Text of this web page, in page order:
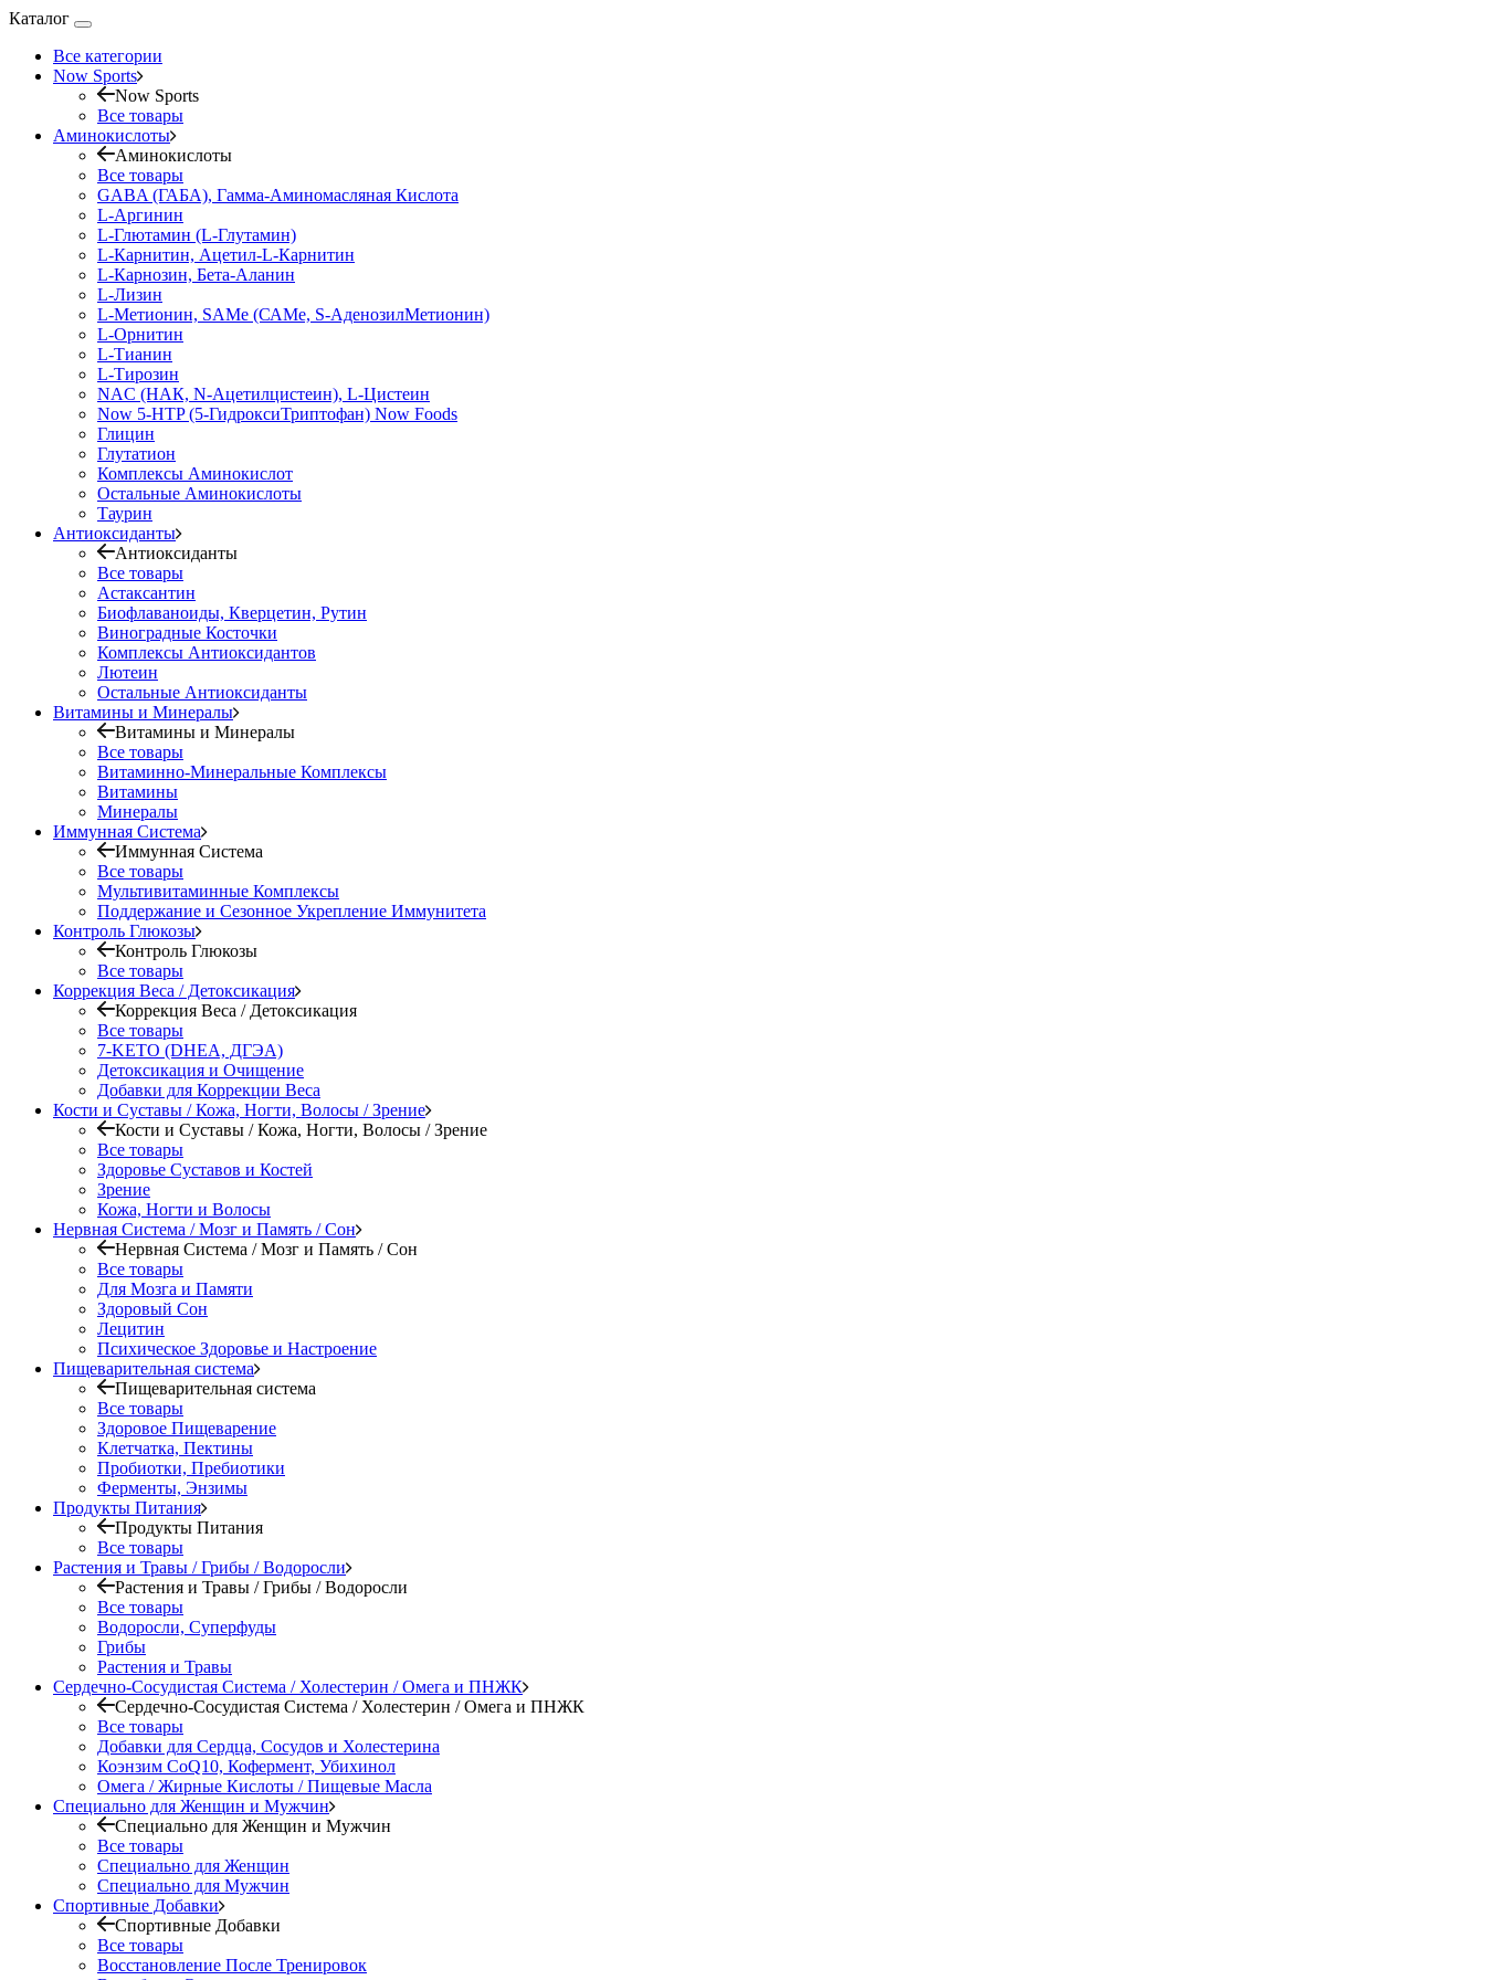
Каталог
Все категории
Now Sports
Now Sports
Все товары
Аминокислоты
Аминокислоты
Все товары
GABA (ГАБА), Гамма-Аминомасляная Кислота
L-Аргинин
L-Глютамин (L-Глутамин)
L-Карнитин, Ацетил-L-Карнитин
L-Карнозин, Бета-Аланин
L-Лизин
L-Метионин, SAMe (САМе, S-АденозилМетионин)
L-Орнитин
L-Тианин
L-Тирозин
NAC (НАК, N-Ацетилцистеин), L-Цистеин
Now 5-HTP (5-ГидроксиТриптофан) Now Foods
Глицин
Глутатион
Комплексы Аминокислот
Остальные Аминокислоты
Таурин
Антиоксиданты
Антиоксиданты
Все товары
Астаксантин
Биофлаваноиды, Кверцетин, Рутин
Виноградные Косточки
Комплексы Антиоксидантов
Лютеин
Остальные Антиоксиданты
Витамины и Минералы
Витамины и Минералы
Все товары
Витаминно-Минеральные Комплексы
Витамины
Минералы
Иммунная Система
Иммунная Система
Все товары
Мультивитаминные Комплексы
Поддержание и Сезонное Укрепление Иммунитета
Контроль Глюкозы
Контроль Глюкозы
Все товары
Коррекция Веса / Детоксикация
Коррекция Веса / Детоксикация
Все товары
7-KETO (DHEA, ДГЭА)
Детоксикация и Очищение
Добавки для Коррекции Веса
Кости и Суставы / Кожа, Ногти, Волосы / Зрение
Кости и Суставы / Кожа, Ногти, Волосы / Зрение
Все товары
Здоровье Суставов и Костей
Зрение
Кожа, Ногти и Волосы
Нервная Система / Мозг и Память / Сон
Нервная Система / Мозг и Память / Сон
Все товары
Для Мозга и Памяти
Здоровый Сон
Лецитин
Психическое Здоровье и Настроение
Пищеварительная система
Пищеварительная система
Все товары
Здоровое Пищеварение
Клетчатка, Пектины
Пробиотки, Пребиотики
Ферменты, Энзимы
Продукты Питания
Продукты Питания
Все товары
Растения и Травы / Грибы / Водоросли
Растения и Травы / Грибы / Водоросли
Все товары
Водоросли, Суперфуды
Грибы
Растения и Травы
Сердечно-Сосудистая Система / Холестерин / Омега и ПНЖК
Сердечно-Сосудистая Система / Холестерин / Омега и ПНЖК
Все товары
Добавки для Сердца, Сосудов и Холестерина
Коэнзим CoQ10, Кофермент, Убихинол
Омега / Жирные Кислоты / Пищевые Масла
Специально для Женщин и Мужчин
Специально для Женщин и Мужчин
Все товары
Специально для Женщин
Специально для Мужчин
Спортивные Добавки
Спортивные Добавки
Все товары
Восстановление После Тренировок